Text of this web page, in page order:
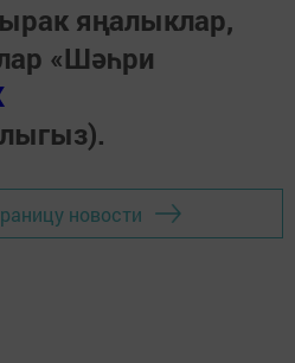
яңалыклар,
«Шәһри
новости